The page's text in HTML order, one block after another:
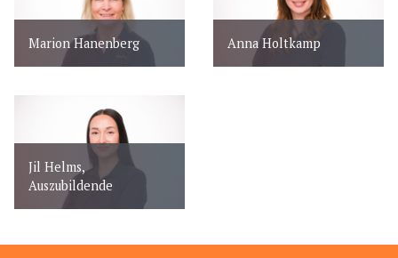
Marion Hanenberg Anna Holtkamp
Jil Helms,
Auszubildende